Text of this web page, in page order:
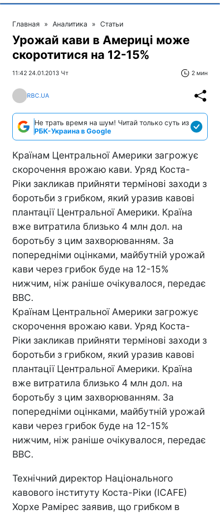
Главная » Аналитика » Статьи
Урожай кави в Америці може
скоротитися на 12-15%
11:42 24.01.2013 Чт 2 мин
RBC.UA
Не трать время на шум! Читай только суть из
РБК-Украина в Google
Країнам Центральної Америки загрожує
скорочення врожаю кави. Уряд Коста-
Ріки закликав прийняти термінові заходи з
боротьби з грибком, який уразив кавові
плантації Центральної Америки. Країна
вже витратила близько 4 млн дол. на
боротьбу з цим захворюванням. За
попередніми оцінками, майбутній урожай
кави через грибок буде на 12-15%
нижчим, ніж раніше очікувалося, передає
BBC.
Країнам Центральної Америки загрожує
скорочення врожаю кави. Уряд Коста-
Ріки закликав прийняти термінові заходи з
боротьби з грибком, який уразив кавові
плантації Центральної Америки. Країна
вже витратила близько 4 млн дол. на
боротьбу з цим захворюванням. За
попередніми оцінками, майбутній урожай
кави через грибок буде на 12-15%
нижчим, ніж раніше очікувалося, передає
BBC.
Технічний директор Національного
кавового інституту Коста-Ріки (ICAFE)
Хорхе Рамірес заявив, що грибком в